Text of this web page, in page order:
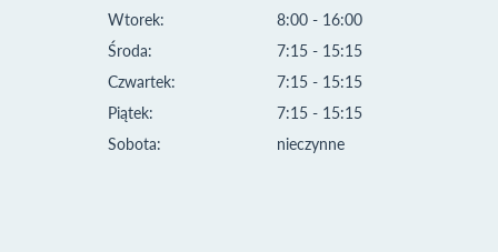
Wtorek:
Środa:
Czwartek:
Piątek:
Sobota:
8:00 - 16:00
7:15 - 15:15
7:15 - 15:15
7:15 - 15:15
nieczynne